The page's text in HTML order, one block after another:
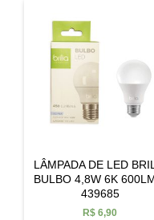
LÂMPADA DE LED
BULBO 4,8W 6K
439685
R$ 6,90